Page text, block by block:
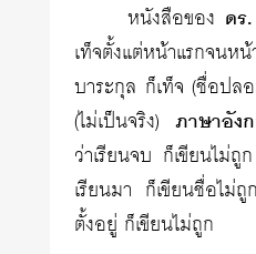
หนังสือของ ด
เท็จตั้งแต่หน้าแรกจน
บาระกุล ก็เท็จ (ชื่อปล
(ไม่เป็นจริง) ภาษาอัง
ว่าเรียนจบ ก็เขียนไม่ถูก
เรียนมา ก็เขียนชื่อไม่ถูก
ตั้งอยู่ ก็เขียนไม่ถูก